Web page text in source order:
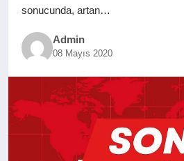
sonucunda, artan…
Admin
08 Mayıs 2020